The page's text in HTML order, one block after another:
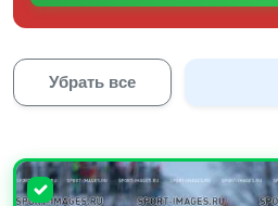
Убрать все